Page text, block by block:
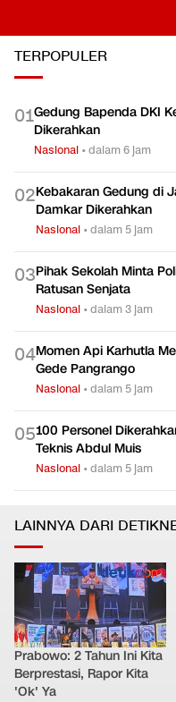
TERPOPULER
01Gedung Bapenda DKI
Dikerahkan
Nasional •dalam 6 jam
02Kebakaran Gedung di
Damkar Dikerahkan
Nasional •dalam 5 jam
03Pihak Sekolah Minta
Ratusan Senjata
Nasional •dalam 3 jam
04Momen Api Karhutla
Gede Pangrango
Nasional •dalam 5 jam
05100 Personel
Teknis Abdul Muis
Nasional •dalam 5 jam
LAINNYA DARI
Prabowo: 2 Tahun Ini Kita
Berprestasi, Rapor Kita
'Ok' Ya